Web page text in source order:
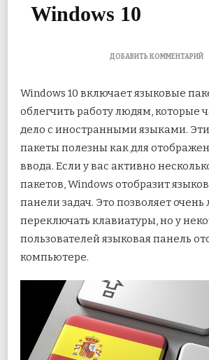
Windows 10
ДОБАВИТЬ КОММЕНТАРИЙК
В
Windows 10 включает языковые
облегчить работу людям, которые
дело с иностранными языками.
пакеты полезны как для
ввода. Если у вас активно
пакетов, Windows отобразит
панели задач. Это позволяет очень
переключать клавиатуры, но у
пользователей языковая панель
компьютере.